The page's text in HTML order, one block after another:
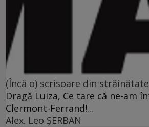
(Încă o) scrisoare din străinătate
Dragă Luiza, Ce tare că ne-am
Clermont-Ferrand!...
Alex. Leo ŞERBAN